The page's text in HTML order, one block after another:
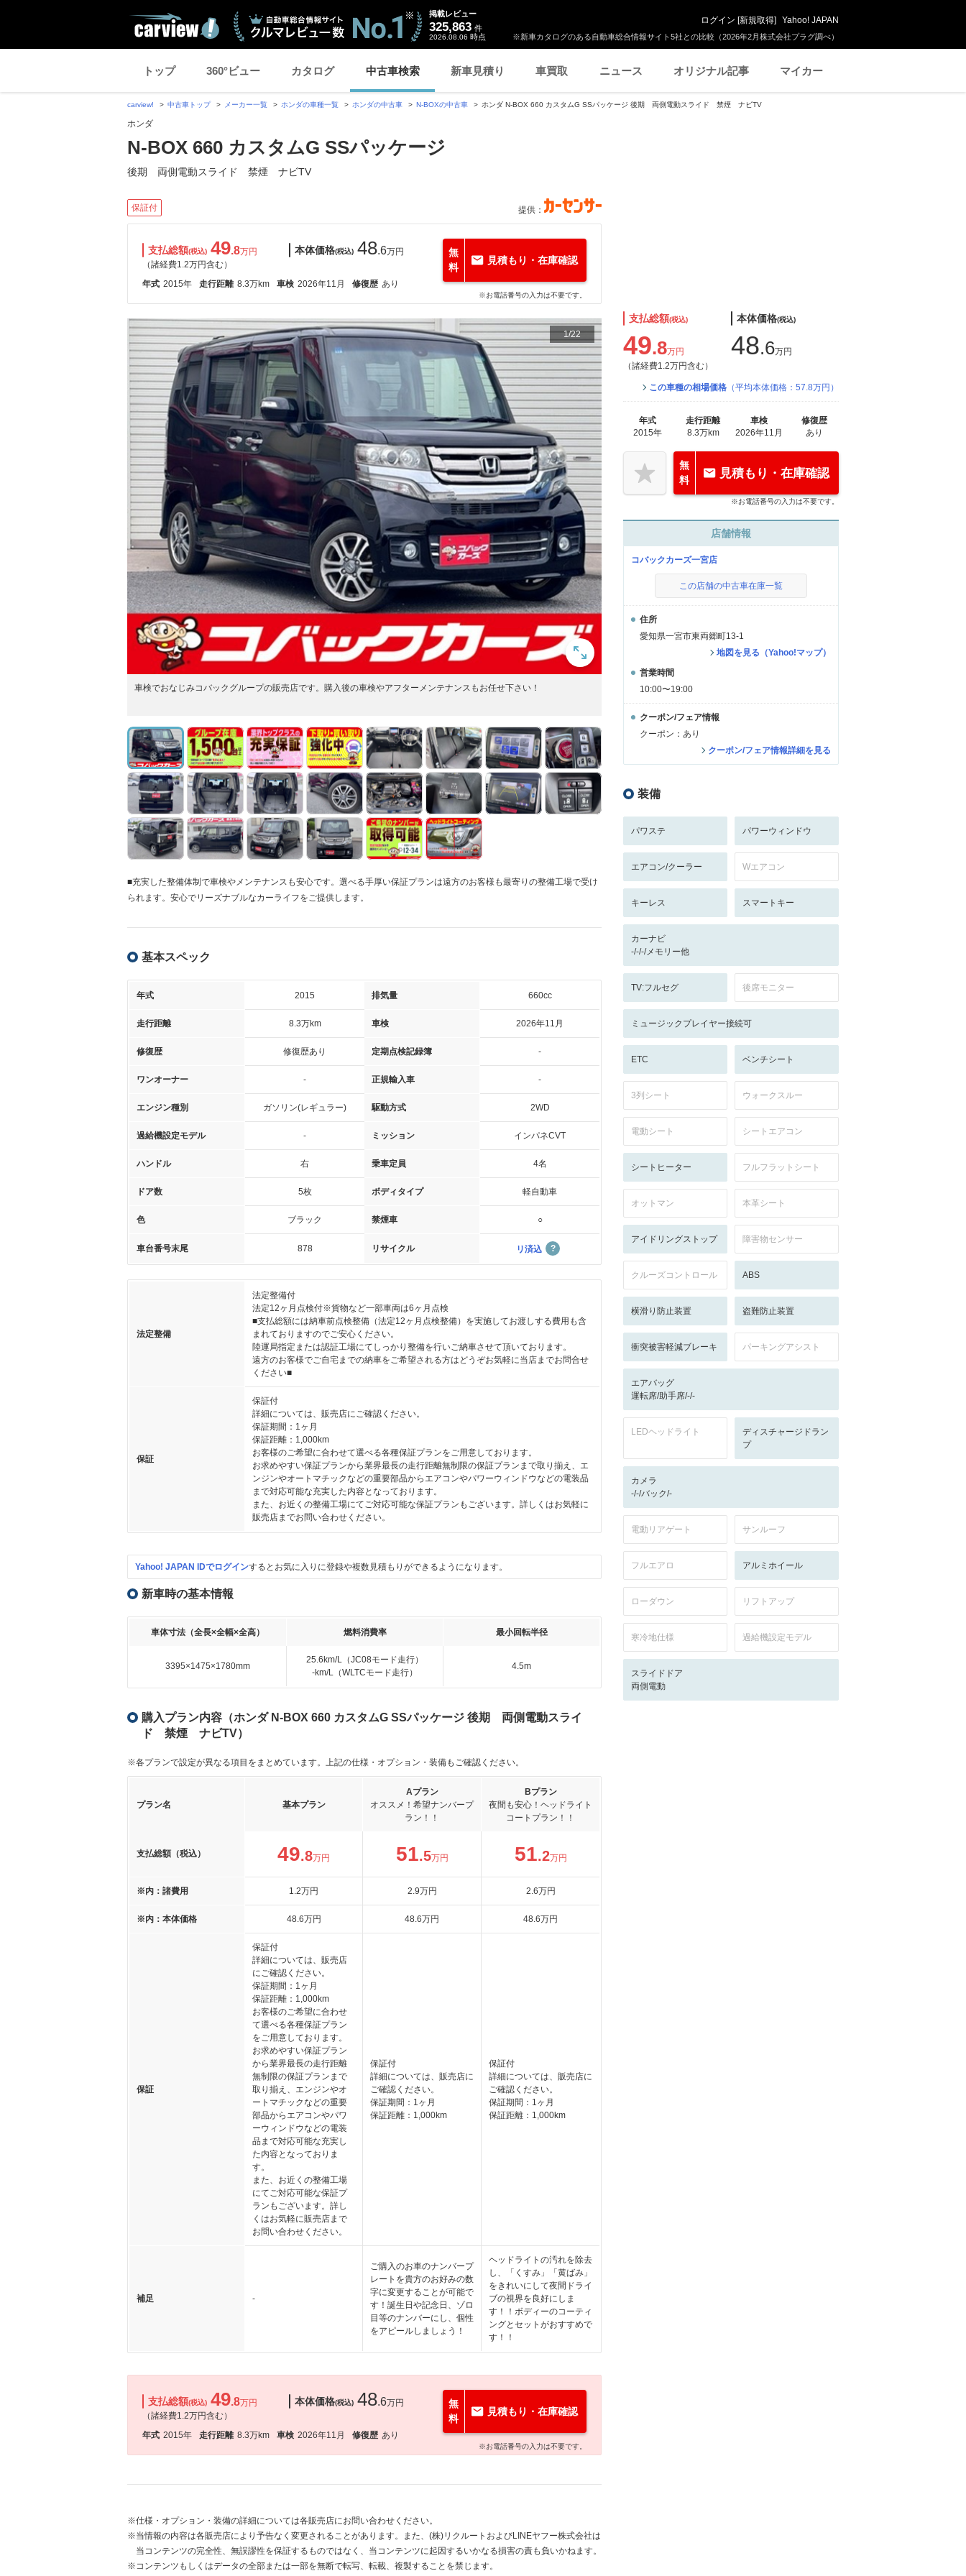
※新車カタログのある自動車総合情報サイト5社との比較（2026年2月株式会社プラグ調べ）
掲載レビュー
325,863 件
2026.08.06 時点
ログイン [新規取得] Yahoo! JAPAN
トップ 360°ビュー カタログ 中古車検索 新車見積り 車買取 ニュース オリジナル記事 マイカー
carview! 中古車トップ メーカー一覧 ホンダの車種一覧 ホンダの中古車 N-BOXの中古車 ホンダ N-BOX 660 カスタムG SSパッケージ 後期 両側電動スライド 禁煙 ナビTV
ホンダ
N-BOX 660 カスタムG SSパッケージ
後期 両側電動スライド 禁煙 ナビTV
保証付 提供：
支払総額(税込) 49.8万円
（諸経費1.2万円含む）
本体価格(税込) 48.6万円
年式 2015年 走行距離 8.3万km 車検 2026年11月 修復歴 あり
無
料
見積もり・在庫確認
※お電話番号の入力は不要です。
1/22
車検でおなじみコバックグループの販売店です。購入後の車検やアフターメンテナンスもお任せ下さい！
■充実した整備体制で車検やメンテナンスも安心です。選べる手厚い保証プランは遠方のお客様も最寄りの整備工場で受け
られます。安心でリーズナブルなカーライフをご提供します。
基本スペック
年式 2015 排気量 660cc
走行距離 8.3万km 車検 2026年11月
修復歴 修復歴あり 定期点検記録簿 -
ワンオーナー - 正規輸入車 -
エンジン種別 ガソリン(レギュラー) 駆動方式 2WD
過給機設定モデル - ミッション インパネCVT
ハンドル 右 乗車定員 4名
ドア数 5枚 ボディタイプ 軽自動車
色 ブラック 禁煙車 ○
車台番号末尾 878 リサイクル リ済込
法定整備
法定整備付
法定12ヶ月点検付※貨物など一部車両は6ヶ月点検
■支払総額には納車前点検整備（法定12ヶ月点検整備）を実施してお渡しする費用も含
まれておりますのでご安心ください。
陸運局指定または認証工場にてしっかり整備を行いご納車させて頂いております。
遠方のお客様でご自宅までの納車をご希望される方はどうぞお気軽に当店までお問合せ
ください■
保証
保証付
詳細については、販売店にご確認ください。
保証期間：1ヶ月
保証距離：1,000km
お客様のご希望に合わせて選べる各種保証プランをご用意しております。
お求めやすい保証プランから業界最長の走行距離無制限の保証プランまで取り揃え、エ
ンジンやオートマチックなどの重要部品からエアコンやパワーウィンドウなどの電装品
まで対応可能な充実した内容となっております。
また、お近くの整備工場にてご対応可能な保証プランもございます。詳しくはお気軽に
販売店までお問い合わせください。
Yahoo! JAPAN IDでログインするとお気に入りに登録や複数見積もりができるようになります。
新車時の基本情報
車体寸法（全長×全幅×全高） 燃料消費率 最小回転半径
3395×1475×1780mm
25.6km/L（JC08モード走行）
-km/L（WLTCモード走行）
4.5m
購入プラン内容（ホンダ N-BOX 660 カスタムG SSパッケージ 後期 両側電動スライ
ド 禁煙 ナビTV）
※各プランで設定が異なる項目をまとめています。上記の仕様・オプション・装備もご確認ください。
プラン名 基本プラン
Aプラン
オススメ！希望ナンバープ
ラン！！
Bプラン
夜間も安心！ヘッドライト
コートプラン！！
支払総額（税込） 49.8万円 51.5万円 51.2万円
※内：諸費用 1.2万円 2.9万円 2.6万円
※内：本体価格 48.6万円 48.6万円 48.6万円
保証
保証付
詳細については、販売店
にご確認ください。
保証期間：1ヶ月
保証距離：1,000km
お客様のご希望に合わせ
て選べる各種保証プラン
をご用意しております。
お求めやすい保証プラン
から業界最長の走行距離
無制限の保証プランまで
取り揃え、エンジンやオ
ートマチックなどの重要
部品からエアコンやパワ
ーウィンドウなどの電装
品まで対応可能な充実し
た内容となっておりま
す。
また、お近くの整備工場
にてご対応可能な保証プ
ランもございます。詳し
くはお気軽に販売店まで
お問い合わせください。
保証付
詳細については、販売店に
ご確認ください。
保証期間：1ヶ月
保証距離：1,000km
保証付
詳細については、販売店に
ご確認ください。
保証期間：1ヶ月
保証距離：1,000km
補足 -
ご購入のお車のナンバープ
レートを貴方のお好みの数
字に変更することが可能で
す！誕生日や記念日、ゾロ
目等のナンバーにし、個性
をアピールしましょう！
ヘッドライトの汚れを除去
し、「くすみ」「黄ばみ」
をきれいにして夜間ドライ
ブの視界を良好にしま
す！！ボディーのコーティ
ングとセットがおすすめで
す！！
支払総額(税込) 49.8万円
（諸経費1.2万円含む）
本体価格(税込) 48.6万円
年式 2015年 走行距離 8.3万km 車検 2026年11月 修復歴 あり
無
料
見積もり・在庫確認
※お電話番号の入力は不要です。
※仕様・オプション・装備の詳細については各販売店にお問い合わせください。
※当情報の内容は各販売店により予告なく変更されることがあります。また、(株)リクルートおよびLINEヤフー株式会社は
当コンテンツの完全性、無誤謬性を保証するものではなく、当コンテンツに起因するいかなる損害の責も負いかねます。
※コンテンツもしくはデータの全部または一部を無断で転写、転載、複製することを禁じます。
支払総額(税込)
49.8万円
（諸経費1.2万円含む）
本体価格(税込)
48.6万円
この車種の相場価格 （平均本体価格：57.8万円）
年式
2015年
走行距離
8.3万km
車検
2026年11月
修復歴
あり
無
料
見積もり・在庫確認
※お電話番号の入力は不要です。
店舗情報
コバックカーズ一宮店
この店舗の中古車在庫一覧
住所
愛知県一宮市東両郷町13-1
地図を見る（Yahoo!マップ）
営業時間
10:00〜19:00
クーポン/フェア情報
クーポン：あり
クーポン/フェア情報詳細を見る
装備
パワステ パワーウィンドウ
エアコン/クーラー Wエアコン
キーレス スマートキー
カーナビ
-/-/-/メモリー他
TV:フルセグ 後席モニター
ミュージックプレイヤー接続可
ETC ベンチシート
3列シート ウォークスルー
電動シート シートエアコン
シートヒーター フルフラットシート
オットマン 本革シート
アイドリングストップ 障害物センサー
クルーズコントロール ABS
横滑り防止装置 盗難防止装置
衝突被害軽減ブレーキ パーキングアシスト
エアバッグ
運転席/助手席/-/-
LEDヘッドライト
ディスチャージドラン
プ
カメラ
-/-/バック/-
電動リアゲート サンルーフ
フルエアロ アルミホイール
ローダウン リフトアップ
寒冷地仕様 過給機設定モデル
スライドドア
両側電動